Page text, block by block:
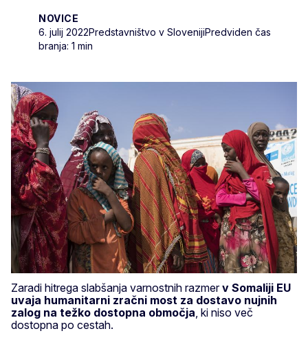
NOVICE
6. julij 2022Predstavništvo v SlovenijiPredviden čas
branja: 1 min
Zaradi hitrega slabšanja varnostnih razmerv Somaliji EU
uvaja humanitarni zračni most za dostavo nujnih
zalog na težko dostopna območja , ki niso več
dostopna po cestah.